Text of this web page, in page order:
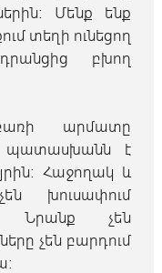
Մենք ենք
տեղի ունեցող
բխող
արմատը
է
Հաջողակ և
խուսափում
Նրանք չեն
չեն բարդում